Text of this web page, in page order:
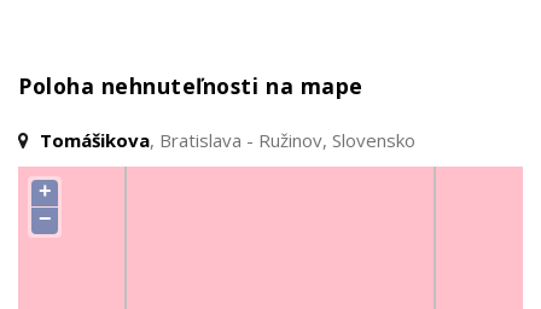
Poloha nehnuteľnosti na mape
Tomášikova, Bratislava - Ružinov, Slovensko
+
−